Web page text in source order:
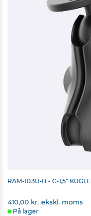
RAM-103U-B - C-1,5" KUGLE
410,00 kr. ekskl. moms
På lager